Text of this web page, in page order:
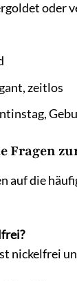
oder
zeitlos
Fragen
die
nickelfrei